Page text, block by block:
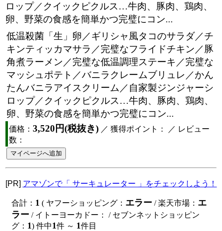
ロップ／クイックピクルス…牛肉、豚肉、鶏肉、
卵、野菜の食感を簡単かつ完璧にコン...
低温殺菌「生」卵／ギリシャ風タコのサラダ／チ
キンティッカマサラ／完璧なフライドチキン／豚
角煮ラーメン／完璧な低温調理ステーキ／完璧な
マッシュポテト／バニラクレームブリュレ／かん
たんバニラアイスクリーム／自家製ジンジャーシ
ロップ／クイックピクルス…牛肉、豚肉、鶏肉、
卵、野菜の食感を簡単かつ完璧にコン...
価格： 3,520円(税抜き) ／ 獲得ポイント： ／ レビュー
数：
[PR] アマゾンで「 サーキュレーター 」をチェックしよう！
合計： 1 ( ヤフーショッピング： エラー / 楽天市場： エ
ラー / イトーヨーカドー：
/ セブンネットショッピン
グ： 1) 件中1件 ～ 1件目